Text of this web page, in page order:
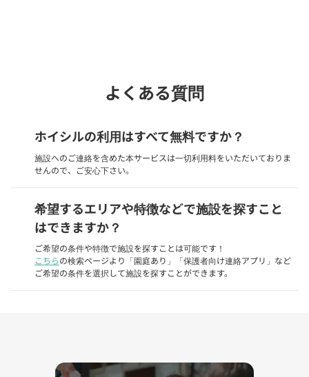
よくある質問
ホイシルの利用はすべて無料ですか？
施設へのご連絡を含めた本サービスは一切利用料をいただいておりま
せんので、ご安心下さい。
希望するエリアや特徴などで施設を探すこと
はできますか？
ご希望の条件や特徴で施設を探すことは可能です！
こちらの検索ページより「園庭あり」「保護者向け連絡アプリ」など
ご希望の条件を選択して施設を探すことができます。